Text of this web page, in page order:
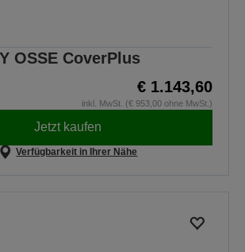
OSSE CoverPlus
€ 1.143,60
inkl. MwSt. (€ 953,00 ohne MwSt.)
Jetzt kaufen
Verfügbarkeit in Ihrer Nähe